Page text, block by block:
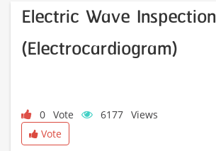
Electric Wave Inspection
(Electrocardiogram)
0 Vote 6177 Views
Vote